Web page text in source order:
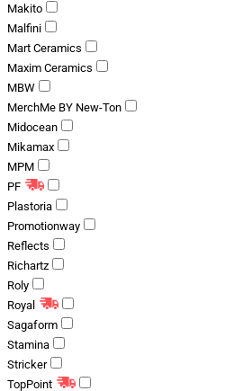
Makito
Malfini
Mart Ceramics
Maxim Ceramics
MBW
MerchMe BY New-Ton
Midocean
Mikamax
MPM
PF
Plastoria
Promotionway
Reflects
Richartz
Roly
Royal
Sagaform
Stamina
Stricker
TopPoint